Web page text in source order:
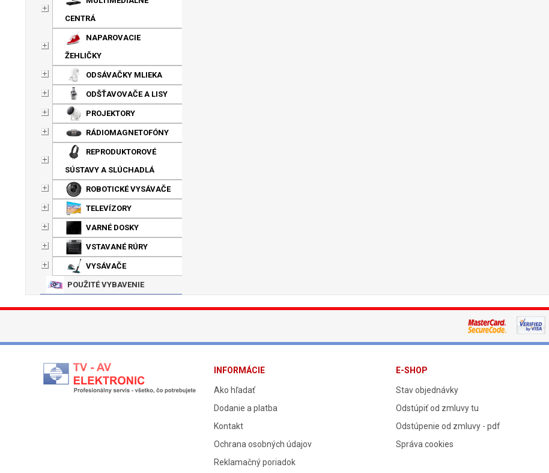
CENTRÁ
NAPAROVACIE
ŽEHLIČKY
ODSÁVAČKY MLIEKA
ODŠŤAVOVAČE A LISY
PROJEKTORY
RÁDIOMAGNETOFÓNY
REPRODUKTOROVÉ
SÚSTAVY A SLÚCHADLÁ
ROBOTICKÉ VYSÁVAČE
TELEVÍZORY
VARNÉ DOSKY
VSTAVANÉ RÚRY
VYSÁVAČE
POUŽITÉ VYBAVENIE
INFORMÁCIE
Ako hľadať
Dodanie a platba
Kontakt
Ochrana osobných údajov
Reklamačný poriadok
E-SHOP
Stav objednávky
Odstúpiť od zmluvy tu
Odstúpenie od zmluvy - pdf
Správa cookies